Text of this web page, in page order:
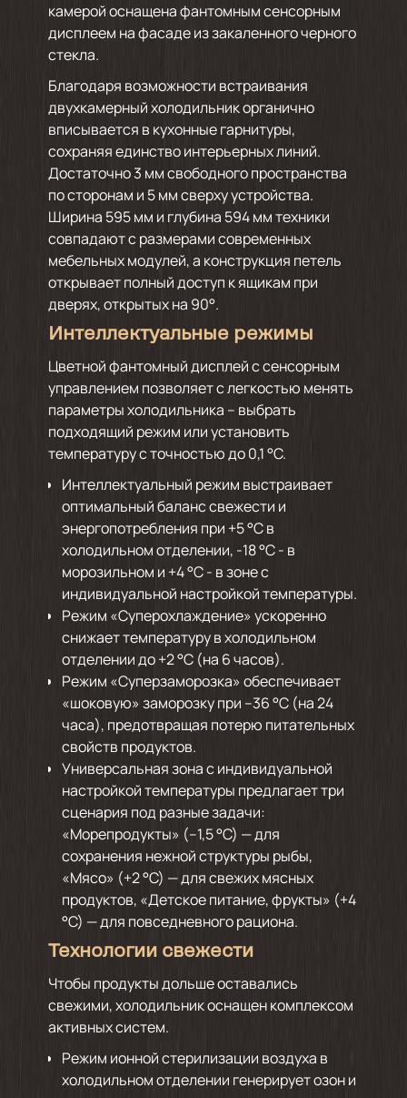
камерой оснащена фантомным сенсорным
дисплеем на фасаде из закаленного черного
стекла.
Благодаря возможности встраивания
двухкамерный холодильник органично
вписывается в кухонные гарнитуры,
сохраняя единство интерьерных линий.
Достаточно 3 мм свободного пространства
по сторонам и 5 мм сверху устройства.
Ширина 595 мм и глубина 594 мм техники
совпадают с размерами современных
мебельных модулей, а конструкция петель
открывает полный доступ к ящикам при
дверях, открытых на 90°.
Интеллектуальные режимы
Цветной фантомный дисплей с сенсорным
управлением позволяет с легкостью менять
параметры холодильника – выбрать
подходящий режим или установить
температуру с точностью до 0,1 °C.
Интеллектуальный режим выстраивает
оптимальный баланс свежести и
энергопотребления при +5 °C в
холодильном отделении, -18 °C - в
морозильном и +4 °C - в зоне с
индивидуальной настройкой температуры.
Режим «Суперохлаждение» ускоренно
снижает температуру в холодильном
отделении до +2 °С (на 6 часов).
Режим «Суперзаморозка» обеспечивает
«шоковую» заморозку при –36 °С (на 24
часа), предотвращая потерю питательных
свойств продуктов.
Универсальная зона с индивидуальной
настройкой температуры предлагает три
сценария под разные задачи:
«Морепродукты» (–1,5 °С) — для
сохранения нежной структуры рыбы,
«Мясо» (+2 °С) — для свежих мясных
продуктов, «Детское питание, фрукты» (+4
°С) — для повседневного рациона.
Технологии свежести
Чтобы продукты дольше оставались
свежими, холодильник оснащен комплексом
активных систем.
Режим ионной стерилизации воздуха в
холодильном отделении генерирует озон и